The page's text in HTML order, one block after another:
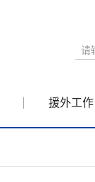
援外工作